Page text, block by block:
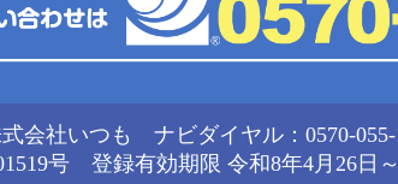
会社いつも
ナビダイヤル：0570-
号 登録有効期限 令和8年4月26日